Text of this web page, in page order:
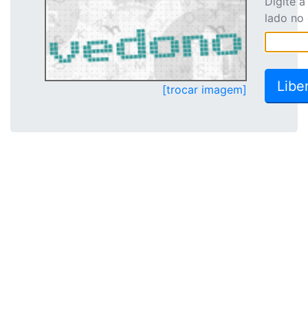
[trocar imagem]
lado no